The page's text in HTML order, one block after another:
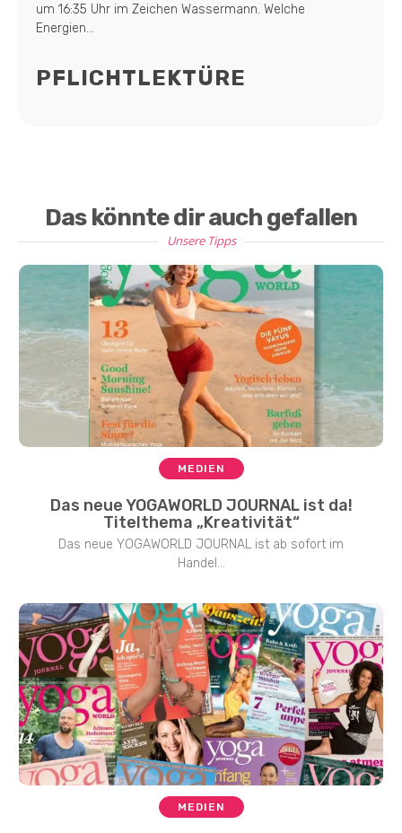
um 16:35 Uhr im Zeichen Wassermann. Welche
Energien...
PFLICHTLEKTÜRE
Das könnte dir auch gefallen
Unsere Tipps
MEDIEN
Das neue YOGAWORLD JOURNAL ist da!
Titelthema „Kreativität“
Das neue YOGAWORLD JOURNAL ist ab sofort im
Handel...
MEDIEN